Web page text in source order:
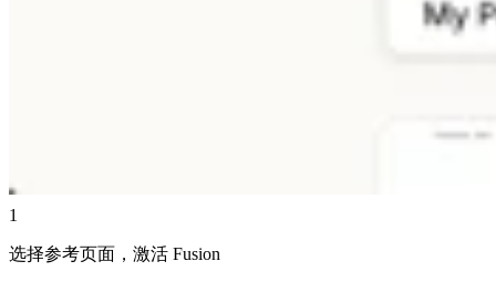
1
选择参考页面，激活 Fusion